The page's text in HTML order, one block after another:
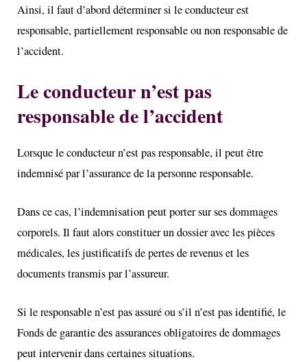
Ainsi, il faut d’abord déterminer si le conducteur est
responsable, partiellement responsable ou non responsable de
l’accident.
Le conducteur n’est pas
responsable de l’accident
Lorsque le conducteur n’est pas responsable, il peut être
indemnisé par l’assurance de la personne responsable.
Dans ce cas, l’indemnisation peut porter sur ses dommages
corporels. Il faut alors constituer un dossier avec les pièces
médicales, les justificatifs de pertes de revenus et les
documents transmis par l’assureur.
Si le responsable n’est pas assuré ou s’il n’est pas identifié, le
Fonds de garantie des assurances obligatoires de dommages
peut intervenir dans certaines situations.